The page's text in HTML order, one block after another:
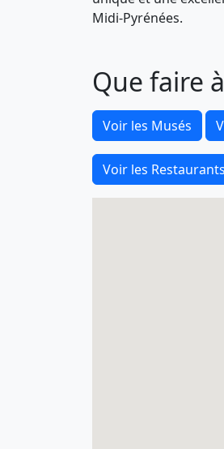
Midi-Pyrénées.
Que faire
Voir les Musés
Voir les Restaurants